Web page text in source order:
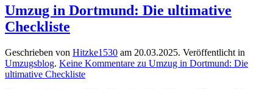
Umzug in Dortmund: Die ultimative
Checkliste
Geschrieben von Hitzke1530 am 20.03.2025. Veröffentlicht in
Umzugsblog. Keine Kommentare zu Umzug in Dortmund: Die
ultimative Checkliste